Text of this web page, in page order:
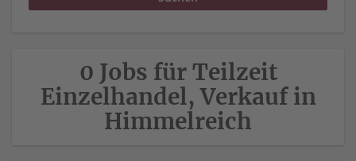
0 Jobs für Teilzeit
Einzelhandel, Verkauf in
Himmelreich